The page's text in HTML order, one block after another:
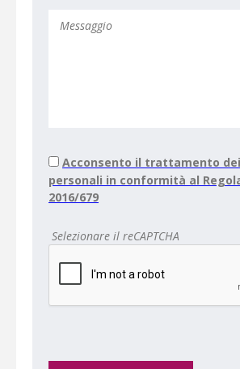
Acconsento il trattamento
personali in conformità al
2016/679
Selezionare il reCAPTCHA